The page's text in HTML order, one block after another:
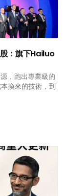
：旗下Hailuo
，跑出專業級的
換來的技術，到